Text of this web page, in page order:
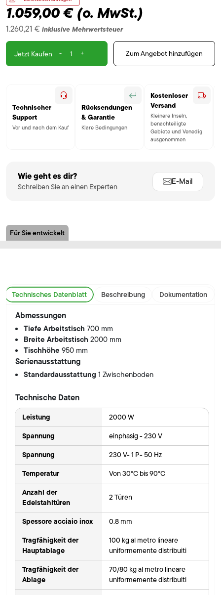
1.059,00 €(o. MwSt.)
1.260,21 € inklusive Mehrwertsteuer
Jetzt Kaufen - + Zum Angebot hinzufügen
Technischer
Support
Vor und nach dem Kauf
Rücksendungen
& Garantie
Klare Bedingungen
Kostenloser
Versand
Kleinere Inseln,
benachteiligte
Gebiete und Venedig
ausgenommen
Wie geht es dir?
Schreiben Sie an einen Experten
E-Mail
Für Sie entwickelt
Technisches Datenblatt Beschreibung Dokumentation
Abmessungen
Tiefe Arbeitstisch700 mm
Breite Arbeitstisch2000 mm
Tischhöhe950 mm
Serienausstattung
Standardausstattung1 Zwischenboden
Technische Daten
Leistung 2000 W
Spannung einphasig - 230 V
Spannung 230 V- 1 P- 50 Hz
Temperatur Von 30°C bis 90°C
Anzahl der
Edelstahltüren
2 Türen
Spessore acciaio inox 0.8 mm
Tragfähigkeit der
Hauptablage
100 kg al metro lineare
uniformemente distribuiti
Tragfähigkeit der
Ablage
70/80 kg al metro lineare
uniformemente distribuiti